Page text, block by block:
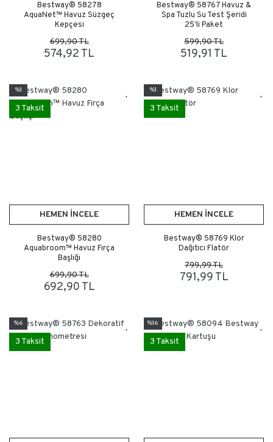
Bestway® 58278
AquaNet™ Havuz Süzgeç
Kepçesi
699,90 TL
574,92 TL
Bestway® 58767 Havuz &
Spa Tuzlu Su Test Şeridi
25'li Paket
599,90 TL
519,91 TL
%1
3 Taksit
HEMEN İNCELE
Bestway® 58280
Aquabroom™ Havuz Fırça
Başlığı
699,90 TL
692,90 TL
%1
3 Taksit
HEMEN İNCELE
Bestway® 58769 Klor
Dağıtıcı Flatör
799,99 TL
791,99 TL
%6
3 Taksit
%16
3 Taksit